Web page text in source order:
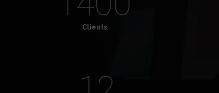
Clients